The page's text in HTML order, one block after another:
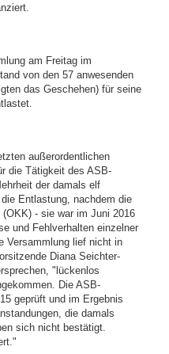
am Freitag im
von den 57 anwesenden
das Geschehen) für seine
außerordentlichen
die Tätigkeit des ASB-
der damals elf
Entlastung, nachdem die
- sie war im Juni 2016
und Fehlverhalten einzelner
Versammlung lief nicht in
Diana Seichter-
"lückenlos
Die ASB-
geprüft und im Ergebnis
die damals
sich nicht bestätigt.